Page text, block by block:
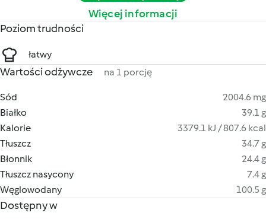
Więcej informacji
Poziom trudności
łatwy
Wartości odżywcze na 1 porcję
Sód
2004.6 mg
Białko
39.1 g
Kalorie
3379.1 kJ / 807.6 kcal
Tłuszcz
34.7 g
Błonnik
24.4 g
Tłuszcz nasycony
7.4 g
Węglowodany
100.5 g
Dostępny w